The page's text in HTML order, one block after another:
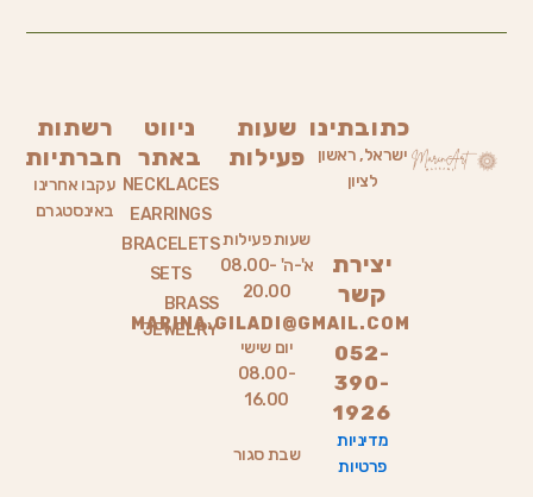
כתובתינו
ישראל, ראשון
לציון
יצירת
קשר
MARINA.GILADI@GMAIL.COM
052-
390-
1926
מדיניות
פרטיות
שעות
פעילות
שעות פעילות
א'-ה' 08.00-
20.00
יום שישי
08.00-
16.00
שבת סגור
ניווט
באתר
NECKLACES
EARRINGS
BRACELETS
SETS
BRASS
JEWELRY
רשתות
חברתיות
עקבו אחרינו
באינסטגרם